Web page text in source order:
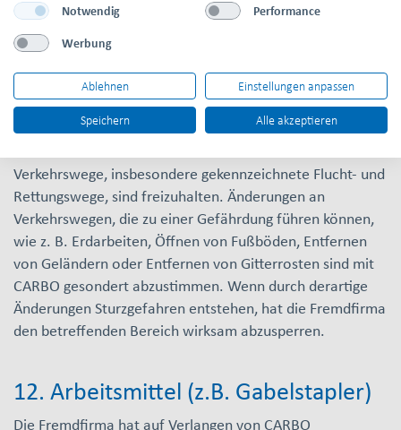
freizuhalten. Feuerlöscher dürfen nur
bestimmungsgemäß verwendet und ansonsten nicht
entfernt werden. Gebrauchte Feuerlöscher sind CARBO
zu übergeben.
11. Verkehrswege und Erdarbeiten
Verkehrswege, insbesondere gekennzeichnete Flucht- und
Rettungswege, sind freizuhalten. Änderungen an
Verkehrswegen, die zu einer Gefährdung führen können,
wie z. B. Erdarbeiten, Öffnen von Fußböden, Entfernen
von Geländern oder Entfernen von Gitterrosten sind mit
CARBO gesondert abzustimmen. Wenn durch derartige
Änderungen Sturzgefahren entstehen, hat die Fremdfirma
den betreffenden Bereich wirksam abzusperren.
12. Arbeitsmittel (z.B. Gabelstapler)
Die Fremdfirma hat auf Verlangen von CARBO
Notwendig
Performance
Werbung
Ablehnen Einstellungen anpassen
Speichern Alle akzeptieren